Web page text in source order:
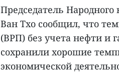
Председатель
Ван Тхо сообщил, что
(ВРП) без учета нефти и
сохранили хорошие
экономической